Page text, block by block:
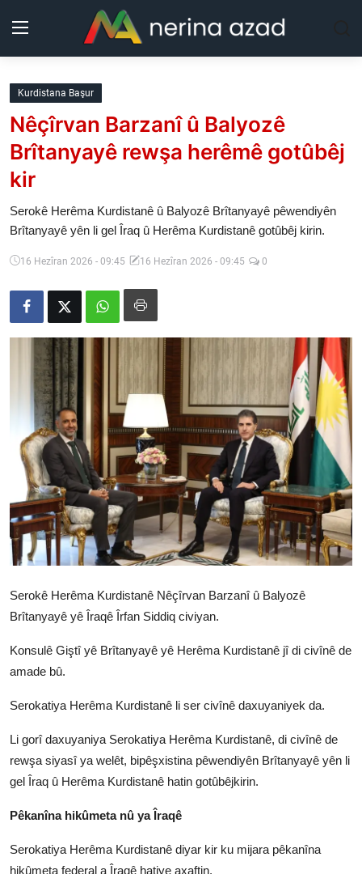
Kurdistan
Herêm
Jîyan
Rojev
Lêkolîn
Nerin
Vidyo
Nivîskar
Arşiv
Têkilî
Türkçe Kurdi
Kurdistana Başur
Nêçîrvan Barzanî û Balyozê
Brîtanyayê rewşa herêmê gotûbêj
kir
Serokê Herêma Kurdistanê û Balyozê Brîtanyayê pêwendiyên
Brîtanyayê yên li gel Îraq û Herêma Kurdistanê gotûbêj kirin.
16 Hezîran 2026 - 09:45 16 Hezîran 2026 - 09:45 0
Serokê Herêma Kurdistanê Nêçîrvan Barzanî û Balyozê
Brîtanyayê yê Îraqê Îrfan Siddiq civiyan.
Konsulê Giştî yê Brîtanyayê yê Herêma Kurdistanê jî di civînê de
amade bû.
Serokatiya Herêma Kurdistanê li ser civînê daxuyaniyek da.
Li gorî daxuyaniya Serokatiya Herêma Kurdistanê, di civînê de
rewşa siyasî ya welêt, bipêşxistina pêwendiyên Brîtanyayê yên li
gel Îraq û Herêma Kurdistanê hatin gotûbêjkirin.
Pêkanîna hikûmeta nû ya Îraqê
Serokatiya Herêma Kurdistanê diyar kir ku mijara pêkanîna
hikûmeta federal a Îraqê hatiye axaftin.